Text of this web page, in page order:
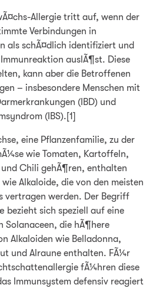
Allergie tritt auf, wenn der
Verbindungen in
als schÃ¤dlich identifiziert und
auslÃ¶st. Diese
kann aber die Betroffenen
– insbesondere Menschen mit
(IBD) und
(IBS).[1]
eine Pflanzenfamilie, zu der
wie Tomaten, Kartoffeln,
Chili gehÃ¶ren, enthalten
Alkaloide, die von den meisten
vertragen werden. Der Begriff
sich speziell auf eine
Solanaceen, die hÃ¶here
Alkaloiden wie Belladonna,
und Alraune enthalten. FÃ¼r
fÃ¼hren diese
Immunsystem defensiv reagiert